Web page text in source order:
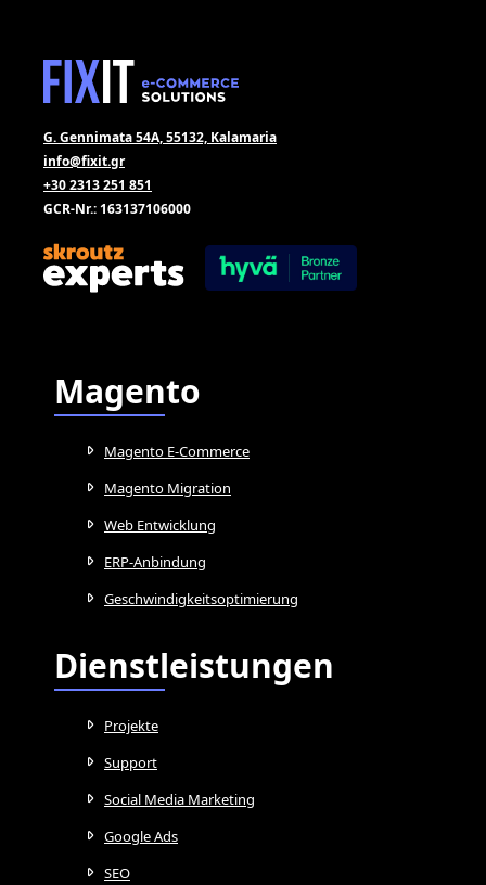
G. Gennimata 54A, 55132, Kalamaria
info@fixit.gr
+30 2313 251 851
GCR-Nr.: 163137106000
Magento
Magento E-Commerce
Magento Migration
Web Entwicklung
ERP-Anbindung
Geschwindigkeitsoptimierung
Dienstleistungen
Projekte
Support
Social Media Marketing
Google Ads
SEO